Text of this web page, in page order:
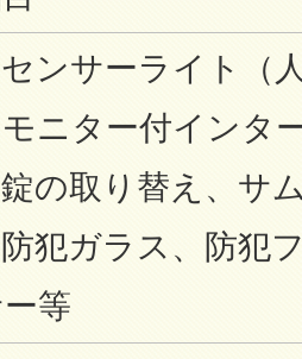
ンサーライト（
ニター付インタ
の取り替え、サ
犯ガラス、防犯
等